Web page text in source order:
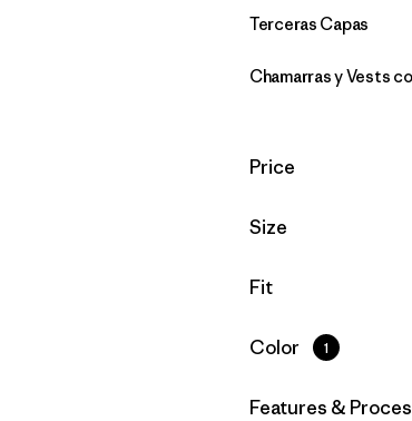
Terceras Capas
Chamarras y Vests
Filtrar por
Price
Filtrar por
Size
Filtrar por
Fit
Filtrar por
Color 1
Filtrar por
Features &